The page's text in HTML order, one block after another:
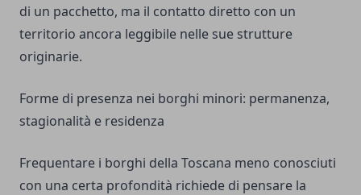
di un pacchetto, ma il contatto diretto con un
territorio ancora leggibile nelle sue strutture
originarie.
Forme di presenza nei borghi minori: permanenza,
stagionalità e residenza
Frequentare i borghi della Toscana meno conosciuti
con una certa profondità richiede di pensare la